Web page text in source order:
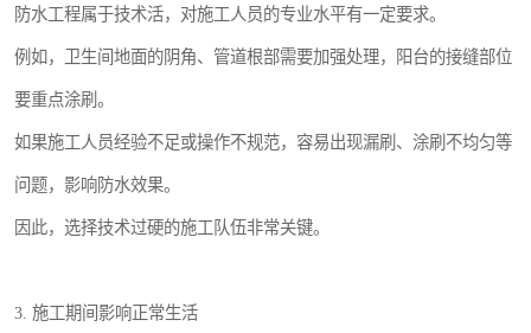
防水工程属于技术活，对施工人员的专业水平有一定要求。
例如，卫生间地面的阴角、管道根部需要加强处理，阳台的接缝部位
要重点涂刷。
如果施工人员经验不足或操作不规范，容易出现漏刷、涂刷不均匀等
问题，影响防水效果。
因此，选择技术过硬的施工队伍非常关键。
3. 施工期间影响正常生活